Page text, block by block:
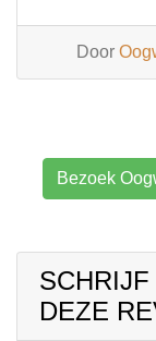
Door
Bezoek
DEZE